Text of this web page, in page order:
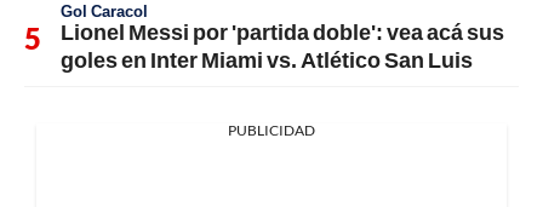
Gol Caracol
Lionel Messi por 'partida doble': vea acá sus
goles en Inter Miami vs. Atlético San Luis
PUBLICIDAD